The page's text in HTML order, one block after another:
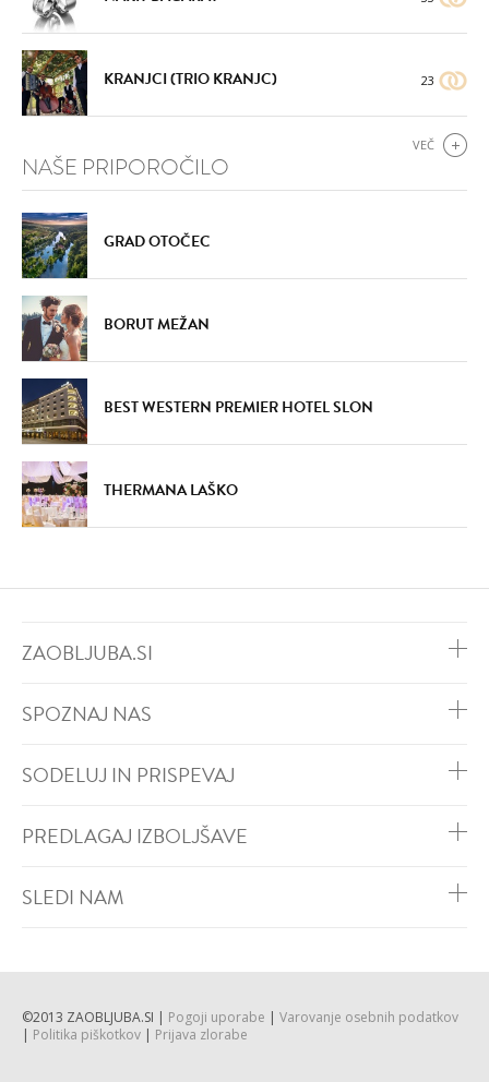
VŠEČNO (359) VŠEČNO (360)
VŠEČNO (357)
DODAJ DODAJ
KRANJCI (TRIO KRANJC) 23
VEČ
NAŠE PRIPOROČILO
GRAD OTOČEC
BORUT MEŽAN
BEST WESTERN PREMIER HOTEL SLON
THERMANA LAŠKO
ZAOBLJUBA.SI
SPOZNAJ NAS
SODELUJ IN PRISPEVAJ
PREDLAGAJ IZBOLJŠAVE
SLEDI NAM
©2013 ZAOBLJUBA.SI | Pogoji uporabe | Varovanje osebnih podatkov
| Politika piškotkov | Prijava zlorabe